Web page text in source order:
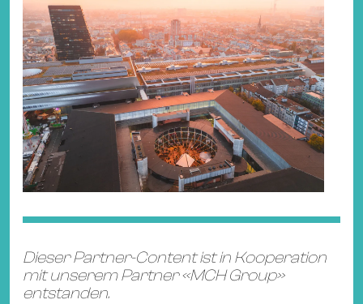
Dieser Partner-Content ist in Kooperation
mit unserem Partner «MCH Group»
entstanden.